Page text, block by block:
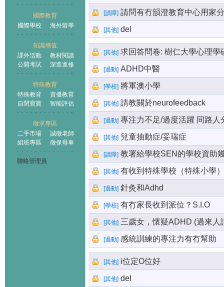
國際教育
國際學校
海外留學
知識增值
課外活動
教材閱讀
公開考試
深造進修
特殊教育
特殊教育
資優教育
自閉寶寶
智能評估
徵求專區
二手市場
誠徵老師
組班專區
徵保母車
聯絡管理員
[讀障] 請問有冇韻澄教育中心用家
[其他] del
[其他] 求回答問卷: 樹仁大學心理
[過動] ADHD中醫
[學校] 將軍澳小學
[其他] 請教關於neurofeedback
[過動] 專注力不足/過度活躍 同路人
[其他] 兒童抽動症/妥瑞症
[讀障] 教署給學校SEN的學校資助
[其他] 有收到特殊學校（特殊小學
[過動] 針灸和Adhd
[學校] 有冇家長收到派位？S.I.O
[其他] 三歲女，懷疑ADHD (過來人
[過動] 感統訓練的專注力有冇幫助
[其他] i位定O位好
[其他] del